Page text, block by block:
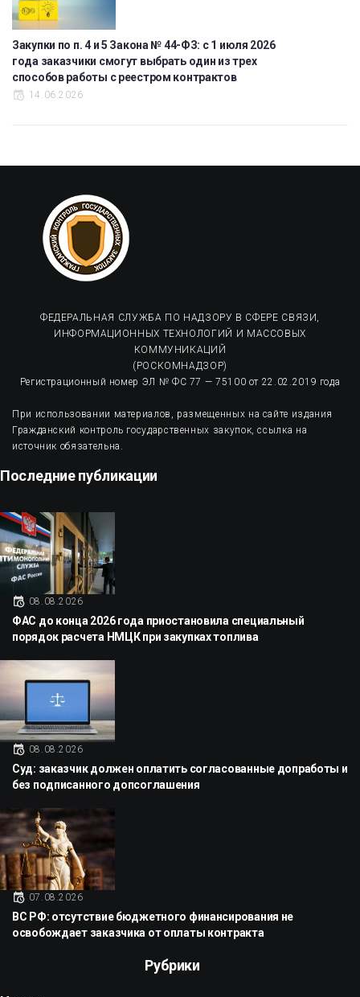
Закупки по п. 4 и 5 Закона № 44-ФЗ: с 1 июля 2026
года заказчики смогут выбрать один из трех
способов работы с реестром контрактов
14.06.2026
ФЕДЕРАЛЬНАЯ СЛУЖБА ПО НАДЗОРУ В СФЕРЕ СВЯЗИ,
ИНФОРМАЦИОННЫХ ТЕХНОЛОГИЙ И МАССОВЫХ
КОММУНИКАЦИЙ
(РОСКОМНАДЗОР)
Регистрационный номер ЭЛ № ФС 77 — 75100 от 22.02.2019 года
При использовании материалов, размещенных на сайте издания
Гражданский контроль государственных закупок, ссылка на
источник обязательна.
Последние публикации
08.08.2026
ФАС до конца 2026 года приостановила специальный
порядок расчета НМЦК при закупках топлива
08.08.2026
Суд: заказчик должен оплатить согласованные допработы и
без подписанного допсоглашения
07.08.2026
ВС РФ: отсутствие бюджетного финансирования не
освобождает заказчика от оплаты контракта
Рубрики